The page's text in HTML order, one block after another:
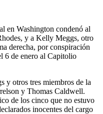
Washington condenó al
y a Kelly Meggs, otro
derecha, por conspiración
6 de enero al Capitolio
y otros tres miembros de la
y Thomas Caldwell.
de los cinco que no estuvo
inocentes del cargo